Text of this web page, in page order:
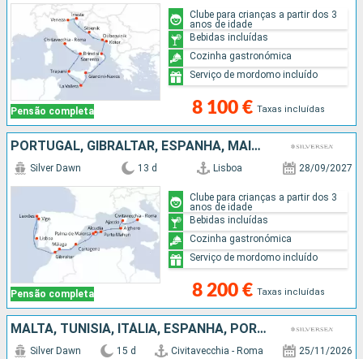
Pensão completa 8 100 € Taxas incluídas
Clube para crianças a partir dos 3
anos de idade
Bebidas incluídas
Cozinha gastronómica
Serviço de mordomo incluído
PORTUGAL, GIBRALTAR, ESPANHA, MAIORCA, MENORCA, FRANÇA, ITÁLIA
Pensão completa
Silver Dawn 13 d Lisboa 28/09/2027
8 200 € Taxas incluídas
Clube para crianças a partir dos 3
anos de idade
Bebidas incluídas
Cozinha gastronómica
Serviço de mordomo incluído
MALTA, TUNÍSIA, ITÁLIA, ESPANHA, PORTUGAL
Silver Dawn 15 d Civitavecchia - Roma 25/11/2026